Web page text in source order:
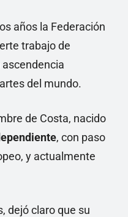
años la Federación
trabajo de
del mundo.
de Costa, nacido
, con paso
y actualmente
dejó claro que su